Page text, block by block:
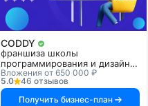
CODDY
франшиза школы
программирования и дизайна
для детей
Вложения от 650 000 ₽
5.0
46 отзывов
Получить бизнес-план